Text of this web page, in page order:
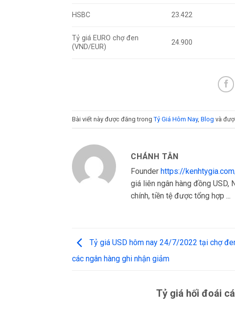
HSBC 23.422
Tỷ giá EURO chợ đen
(VND/EUR)
24.900
Bài viết này được đăng trong Tỷ Giá Hôm Nay, Blog và
CHÁNH TÂN
Founder https://
giá liên ngân hàng đồng USD,
chính, tiền tệ được tổng hợp ...
Tỷ giá USD hôm nay 24/7/2022 tại chợ
các ngân hàng ghi nhận giảm
Tỷ giá hối đoái